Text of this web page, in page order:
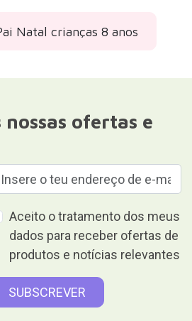
Natal crianças 8 anos
ofertas e
Aceito o tratamento dos meus
dados para receber ofertas de
produtos e notícias relevantes